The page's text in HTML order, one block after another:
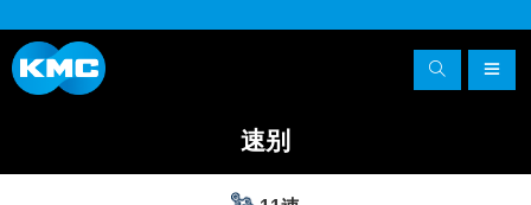
速别